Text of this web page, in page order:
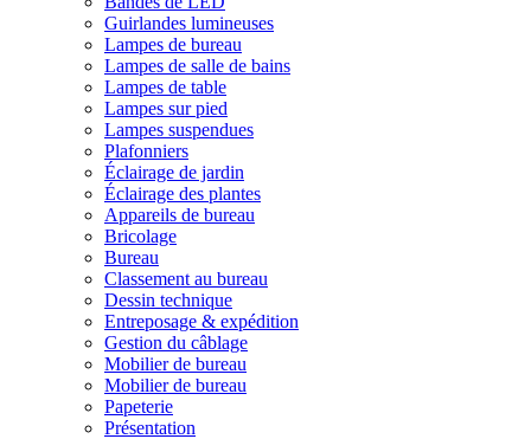
Guirlandes lumineuses
Lampes de bureau
Lampes de salle de bains
Lampes de table
Lampes sur pied
Lampes suspendues
Plafonniers
Éclairage de jardin
Éclairage des plantes
Appareils de bureau
Bricolage
Bureau
Classement au bureau
Dessin technique
Entreposage & expédition
Gestion du câblage
Mobilier de bureau
Mobilier de bureau
Papeterie
Présentation